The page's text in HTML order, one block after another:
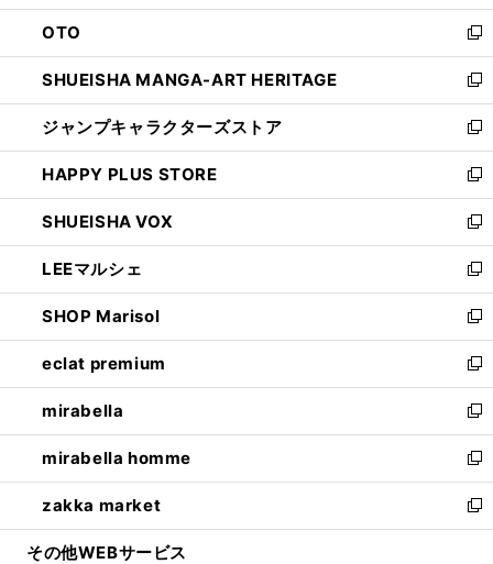
ウ
で
開
く
ン
ド
ウ
で
開
く
OTO
新
し
い
ウ
ィ
ン
ド
ウ
で
開
く
SHUEISHA MANGA-ART HERITAGE
新
し
い
ウ
ィ
ン
ド
ウ
で
開
く
ジャンプキャラクターズストア
新
し
い
ウ
ィ
ン
ド
ウ
で
開
く
HAPPY PLUS STORE
新
し
い
ウ
ィ
ン
ド
ウ
で
開
く
SHUEISHA VOX
新
し
い
ウ
ィ
ン
ド
ウ
で
開
く
LEEマルシェ
新
し
い
ウ
ィ
ン
ド
ウ
で
開
く
SHOP Marisol
新
し
い
ウ
ィ
ン
ド
ウ
で
開
eclat premium
新
し
い
ウ
ィ
ン
ド
ウ
mirabella
新
し
い
ウ
ィ
ン
mirabella homme
新
し
い
ウ
zakka market
新
し
その他WEBサービス